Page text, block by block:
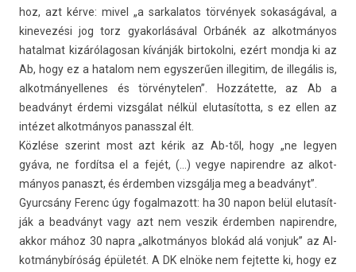
hoz, azt kérve: mivel „a sar­kalatos törvények sokaságával, a
kinevezési jog torz gyakor­lásáv­al Orbánék az al­kot­mányos
hatal­mat kizárólagosan kívánják bi­rtokol­ni, ezért mondja ki az
Ab, hogy ez a hatalom nem egys­zerű­en il­legitim, de illegális is,
al­kot­mányel­lenes és tör­vénytel­en”. Hozzátette, az Ab a
beadványt érdemi vizsgálat nélkül elutasítot­ta, s ez ellen az
intézet al­kot­mányos panassz­al élt.
Közlése szerint most azt kérik az Ab-től, hogy „ne legy­en
gyáva, ne fordítsa el a fejét, (…) vegye napirendre az al­kot­
mányos panaszt, és érdemb­en vizsgálja meg a beadványt”.
Gyurcsány Ferenc úgy fogal­mazott: ha 30 napon belül elutasít­
ják a beadványt vagy azt nem ves­zik érdemb­en napirendre,
akkor mához 30 napra „al­kot­mányos blokád alá von­juk” az Al­
kot­mánybíróság épületét. A DK elnöke nem fej­tette ki, hogy ez